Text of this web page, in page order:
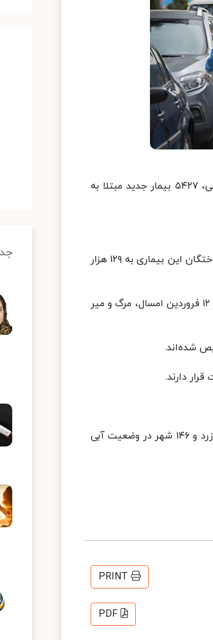
بنابر اعلام وزارت بهداشت از دیروز تا امروز( ۱ آذر ۱۴۰۰ ) و بر اساس معیارهای قطعی تشخیصی، ۵۴۲۷ بیمار جدید مبتلا به
متاسفانه در طول ۲۴ ساعت گذشته، ۹۷ بیمار کووید۱۹ جان خود را از دست دادند و مجموع جانباختگان این بیماری به ۱۲۹ هزار
امروز پس از گذشت ۲۳۴ روز آمار مرگ و میر روزانه بیماران کووید۱۹ دو رقمی شد. آخرین بار روز ۱۲ فروردین امسال، مرگ و میر
در حال حاضر ۸ شهر کشور در وضعیت قرمز، ۵۸ شهر در وضعیت نارنجی، ۲۳۶ شهر در وضعیت زرد و ۱۴۶ شهر در وضعیت آبی
PRINT
PDF